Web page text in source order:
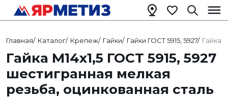
Главная/ Каталог/ Крепеж/ Гайки/ Гайки ГОСТ 5915, 5927/ Гайка
Гайка М14х1,5 ГОСТ 5915, 5927
шестигранная мелкая
резьба, оцинкованная сталь